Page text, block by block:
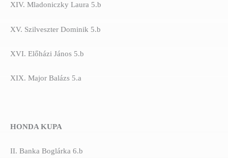
XIV. Mladoniczky Laura 5.b
XV. Szilveszter Dominik 5.b
XVI. Előházi János 5.b
XIX. Major Balázs 5.a
HONDA KUPA
II. Banka Boglárka 6.b